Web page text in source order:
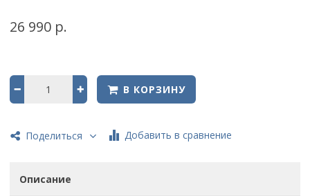
26 990 р.
В КОРЗИНУ
Поделиться Добавить в сравнение
Описание